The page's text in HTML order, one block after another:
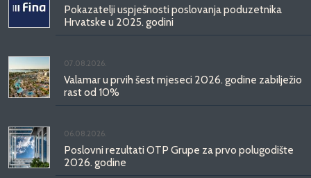
Pokazatelji uspješnosti poslovanja poduzetnika
Hrvatske u 2025. godini
07.08.2026.
Valamar u prvih šest mjeseci 2026. godine zabilježio
rast od 10%
06.08.2026.
Poslovni rezultati OTP Grupe za prvo polugodište
2026. godine